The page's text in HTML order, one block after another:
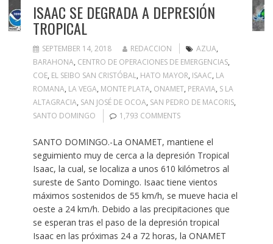
ISAAC SE DEGRADA A DEPRESIÓN
TROPICAL
SEPTEMBER 14, 2018 REDACCION AZUA,
BARAHONA, CENTRO DE OPERACIONES DE EMERGENCIAS,
COE, EL SEIBO SAN CRISTÓBAL, HATO MAYOR, ISAAC, LA
ROMANA, LA VEGA, MONTE PLATA, ONAMET, PERAVIA, S LA
ALTAGRACIA, SAN JOSÉ DE OCOA, SAN PEDRO DE MACORIS,
SANTO DOMINGO
1,793 COMMENTS
SANTO DOMINGO.-La ONAMET, mantiene el
seguimiento muy de cerca a la depresión Tropical
Isaac, la cual, se localiza a unos 610 kilómetros al
sureste de Santo Domingo. Isaac tiene vientos
máximos sostenidos de 55 km/h, se mueve hacia el
oeste a 24 km/h. Debido a las precipitaciones que
se esperan tras el paso de la depresión tropical
Isaac en las próximas 24 a 72 horas, la ONAMET